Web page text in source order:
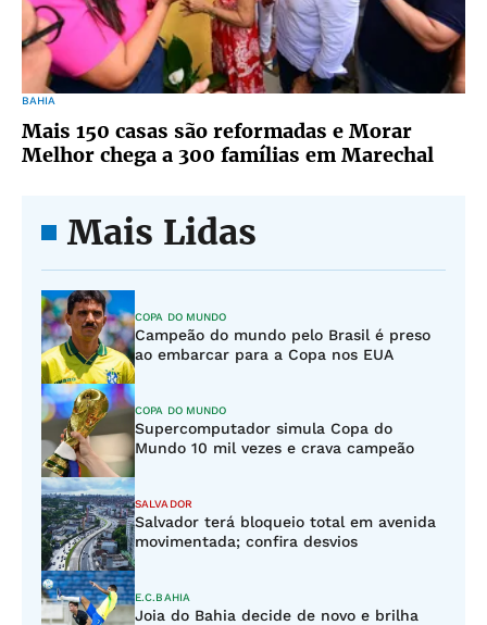
BAHIA
Mais 150 casas são reformadas e Morar
Melhor chega a 300 famílias em Marechal
Mais Lidas
COPA DO MUNDO
Campeão do mundo pelo Brasil é preso
ao embarcar para a Copa nos EUA
COPA DO MUNDO
Supercomputador simula Copa do
Mundo 10 mil vezes e crava campeão
SALVADOR
Salvador terá bloqueio total em avenida
movimentada; confira desvios
E.C.BAHIA
Joia do Bahia decide de novo e brilha